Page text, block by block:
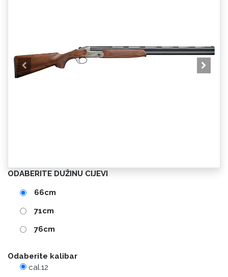
ODABERITE DUŽINU CIJEVI
66cm
71cm
76cm
Odaberite kalibar
cal.12